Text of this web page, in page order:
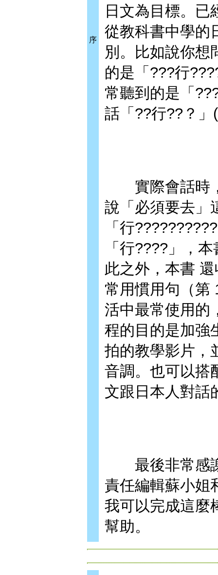
序
日文為目標。
從教科書中學的
別。比如說你想
的是「???行
常聽到的是「
話「??行??？」
實際會話時，
說「必須要去」
「行
「行????」，
此之外，本書
常用慣用句（第
活中最常使用的
程的目的是加強
拍的教學影片，
音調。也可以搭
文跟日本人對話
最後非常感謝
責任編輯蘇小姐
我可以完成這麼
幫助。